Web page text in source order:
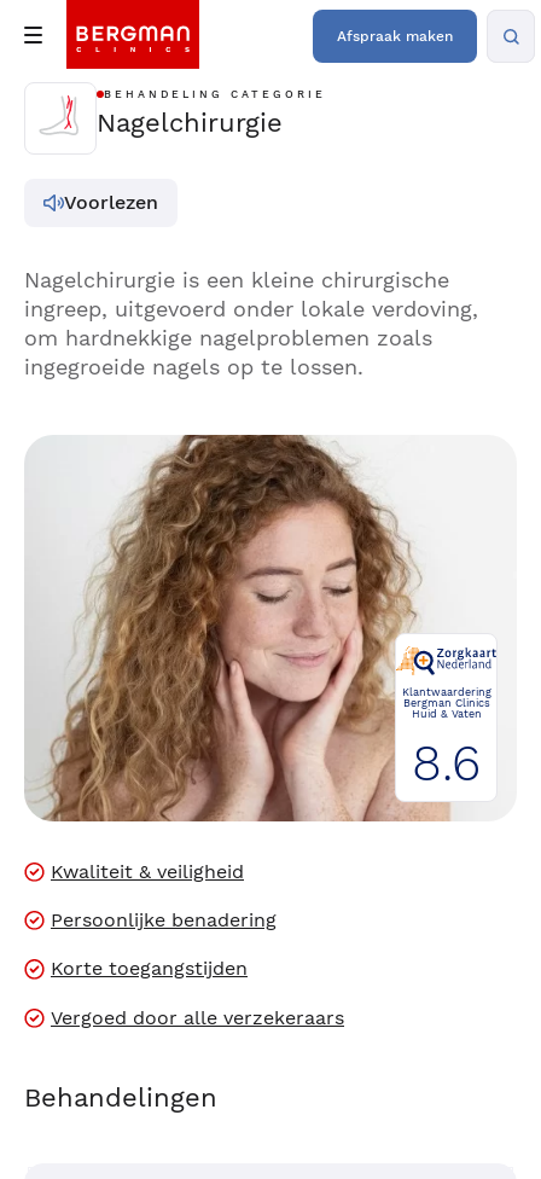
Afspraak maken
BEHANDELING CATEGORIE
Nagelchirurgie
Voorlezen
Nagelchirurgie is een kleine chirurgische
ingreep, uitgevoerd onder lokale verdoving,
om hardnekkige nagelproblemen zoals
ingegroeide nagels op te lossen.
Klantwaardering
Bergman Clinics
Huid & Vaten
8.6
Kwaliteit & veiligheid
Persoonlijke benadering
Korte toegangstijden
Vergoed door alle verzekeraars
Behandelingen